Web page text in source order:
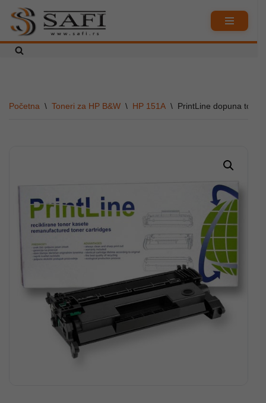
Skoči
na
Početna \ Toneri za HP B&W \ HP 151A \ PrintLine dopuna